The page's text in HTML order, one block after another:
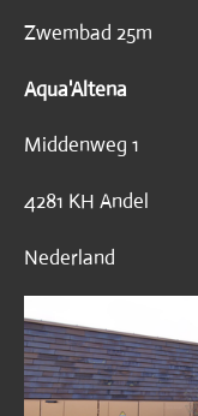
Zwembad 25m
Aqua'Altena
Middenweg 1
4281 KH Andel
Nederland